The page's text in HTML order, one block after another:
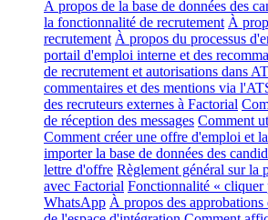
À propos de la base de données des
la fonctionnalité de recrutement À
recrutement À propos du processus
portail d'emploi interne et des
de recrutement et autorisations dans
commentaires et des mentions via
des recruteurs externes à Factorial
de réception des messages Comment
Comment créer une offre d'emploi et
importer la base de données des
lettre d'offre Règlement général sur la
avec Factorial Fonctionnalité « cliquer
WhatsApp À propos des approbations